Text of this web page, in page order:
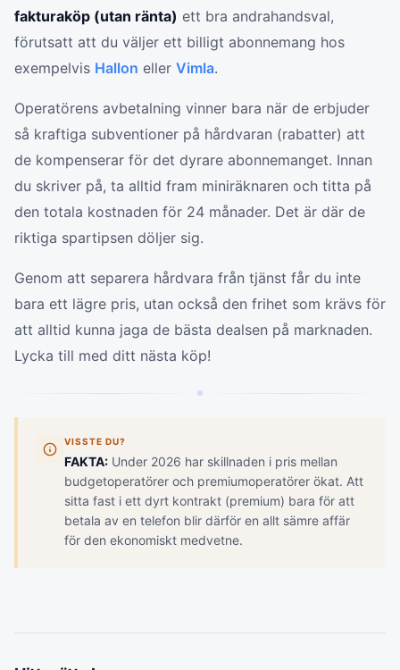
fakturaköp (utan ränta) ett bra andrahandsval,
förutsatt att du väljer ett billigt abonnemang hos
exempelvis Hallon eller Vimla.
Operatörens avbetalning vinner bara när de erbjuder
så kraftiga subventioner på hårdvaran (rabatter) att
de kompenserar för det dyrare abonnemanget. Innan
du skriver på, ta alltid fram miniräknaren och titta på
den totala kostnaden för 24 månader. Det är där de
riktiga spartipsen döljer sig.
Genom att separera hårdvara från tjänst får du inte
bara ett lägre pris, utan också den frihet som krävs för
att alltid kunna jaga de bästa dealsen på marknaden.
Lycka till med ditt nästa köp!
VISSTE DU?
FAKTA: Under 2026 har skillnaden i pris mellan
budgetoperatörer och premiumoperatörer ökat. Att
sitta fast i ett dyrt kontrakt (premium) bara för att
betala av en telefon blir därför en allt sämre affär
för den ekonomiskt medvetne.